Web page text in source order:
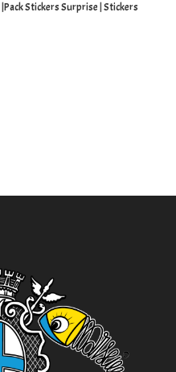
Pack Stickers Surprise Stickers